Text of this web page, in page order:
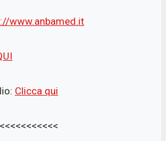
www.anbamed.it
Clicca qui